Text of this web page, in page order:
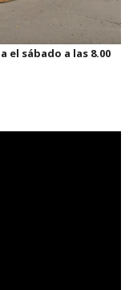
el sábado a las 8.00